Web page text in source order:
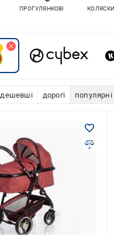
ПРОГУЛЯНКОВІ КОЛЯСКИ
дешевші дорогі популярні